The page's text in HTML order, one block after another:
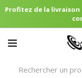
Profitez de la livraison